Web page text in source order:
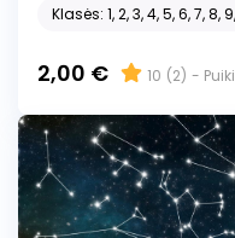
Klasės: 1, 2, 3, 4, 5, 6, 7, 8, 9,
2,00 € 10 (2) -